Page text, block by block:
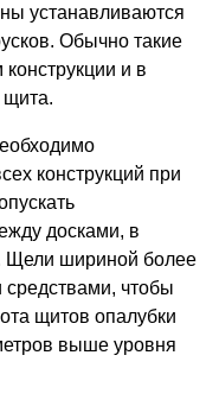
устанавливаются
Обычно такие
и в
щита.
конструкций при
досками, в
Щели шириной более
чтобы
щитов опалубки
выше уровня